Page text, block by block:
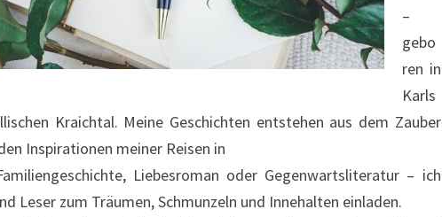
–
gebo
ren in
Karls
Kraichtal. Meine Geschichten entstehen aus dem Zauber
Inspirationen meiner Reisen in
Liebesroman oder Gegenwartsliteratur – ich
Leser zum Träumen, Schmunzeln und Innehalten einladen.